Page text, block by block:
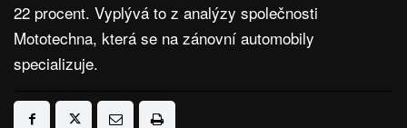
22 procent. Vyplývá to z analýzy společnosti
Mototechna, která se na zánovní automobily
specializuje.